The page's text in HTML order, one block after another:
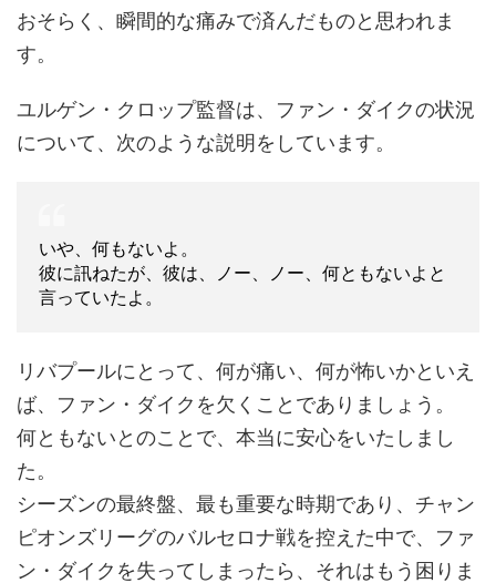
おそらく、瞬間的な痛みで済んだものと思われま
す。
ユルゲン・クロップ監督は、ファン・ダイクの状況
について、次のような説明をしています。
いや、何もないよ。
彼に訊ねたが、彼は、ノー、ノー、何ともないよと
言っていたよ。
リバプールにとって、何が痛い、何が怖いかといえ
ば、ファン・ダイクを欠くことでありましょう。
何ともないとのことで、本当に安心をいたしまし
た。
シーズンの最終盤、最も重要な時期であり、チャン
ピオンズリーグのバルセロナ戦を控えた中で、ファ
ン・ダイクを失ってしまったら、それはもう困りま